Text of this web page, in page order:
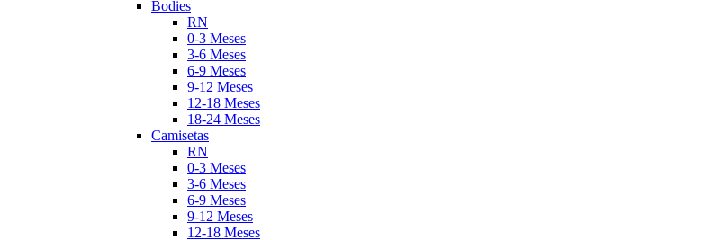
Bodies
RN
0-3 Meses
3-6 Meses
6-9 Meses
9-12 Meses
12-18 Meses
18-24 Meses
Camisetas
RN
0-3 Meses
3-6 Meses
6-9 Meses
9-12 Meses
12-18 Meses